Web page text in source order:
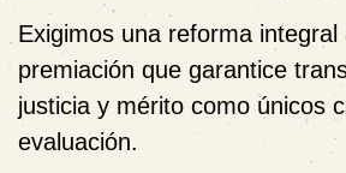
Exigimos una reforma integral
premiación que garantice
justicia y mérito como únicos
evaluación.